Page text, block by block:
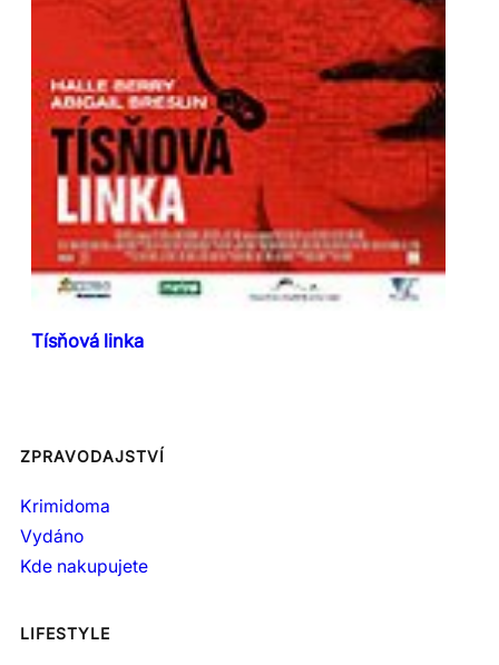
Tísňová linka
ZPRAVODAJSTVÍ
Krimidoma
Vydáno
Kde nakupujete
LIFESTYLE